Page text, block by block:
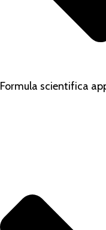
Formula scientifica